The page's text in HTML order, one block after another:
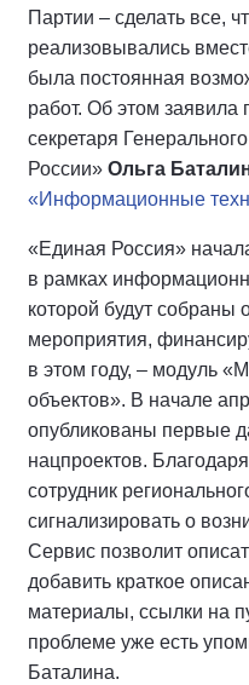
Партии – сделать все,
реализовывались
была постоянная
работ. Об этом заявила
секретаря
России» Ольга
«Информационные
«Единая Россия»
в рамках
которой будут собраны
мероприятия,
в этом году, – модуль
объектов». В начале
опубликованы первые
нацпроектов.
сотрудник
сигнализировать о
Сервис позволит
добавить краткое
материалы, ссылки на
проблеме уже есть
Баталина.